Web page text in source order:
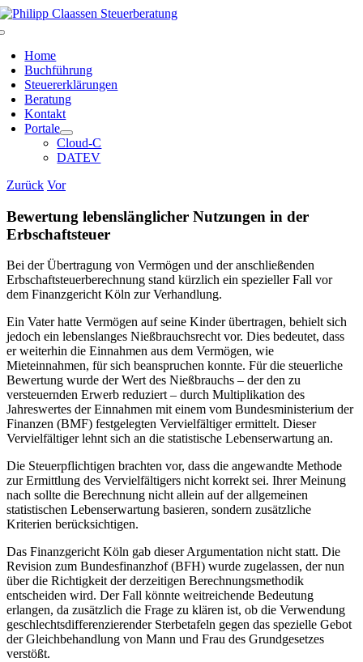
Zum
Home
Buchführung
Steuererklärungen
Beratung
Kontakt
Portale
Cloud-C
DATEV
Zurück Vor
Bewertung lebenslänglicher Nutzungen in der
Erbschaftsteuer
Bei der Übertragung von Vermögen und der anschließenden
Erbschaftsteuerberechnung stand kürzlich ein spezieller Fall vor
dem Finanzgericht Köln zur Verhandlung.
Ein Vater hatte Vermögen auf seine Kinder übertragen, behielt sich
jedoch ein lebenslanges Nießbrauchsrecht vor. Dies bedeutet, dass
er weiterhin die Einnahmen aus dem Vermögen, wie
Mieteinnahmen, für sich beanspruchen konnte. Für die steuerliche
Bewertung wurde der Wert des Nießbrauchs – der den zu
versteuernden Erwerb reduziert – durch Multiplikation des
Jahreswertes der Einnahmen mit einem vom Bundesministerium der
Finanzen (BMF) festgelegten Vervielfältiger ermittelt. Dieser
Vervielfältiger lehnt sich an die statistische Lebenserwartung an.
Die Steuerpflichtigen brachten vor, dass die angewandte Methode
zur Ermittlung des Vervielfältigers nicht korrekt sei. Ihrer Meinung
nach sollte die Berechnung nicht allein auf der allgemeinen
statistischen Lebenserwartung basieren, sondern zusätzliche
Kriterien berücksichtigen.
Das Finanzgericht Köln gab dieser Argumentation nicht statt. Die
Revision zum Bundesfinanzhof (BFH) wurde zugelassen, der nun
über die Richtigkeit der derzeitigen Berechnungsmethodik
entscheiden wird. Der Fall könnte weitreichende Bedeutung
erlangen, da zusätzlich die Frage zu klären ist, ob die Verwendung
geschlechtsdifferenzierender Sterbetafeln gegen das spezielle Gebot
der Gleichbehandlung von Mann und Frau des Grundgesetzes
verstößt.